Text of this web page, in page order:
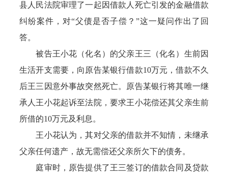
县人民法院审理了一起因借款人死亡引发的金融借款
纠纷案件，对“父债是否子偿？”这一疑问作出了回
答。
被告王小花（化名）的父亲王三（化名）生前因
生活开支需要，向原告某银行借款10万元，借款不久
后王三因意外事故突然死亡。原告某银行将其唯一继
承人王小花起诉至法院，要求王小花偿还其父亲生前
所借的10万元及利息。
王小花认为，其对父亲的借款并不知情，未继承
父亲任何遗产，故无需偿还父亲所欠下的债务。
庭审时，原告提供了王三签订的借款合同及贷款